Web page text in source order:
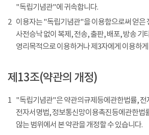
"독립기념관"에 귀속합니다.
2 이용자는 "독립기념관"을 이용함으로써 얻은
사전승낙 없이 복제, 전송, 출판, 배포, 방송 기
영리목적으로 이용하거나 제3자에게 이용하
제13조(약관의 개정)
1 "독립기념관"은 약관의규제등에관한법률, 전
전자서명법, 정보통신망이용촉진등에관한법
않는 범위에서 본 약관을 개정할 수 있습니다.